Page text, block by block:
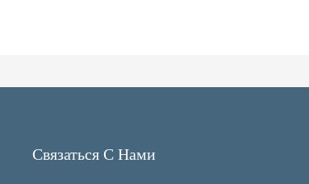
Связаться С Нами